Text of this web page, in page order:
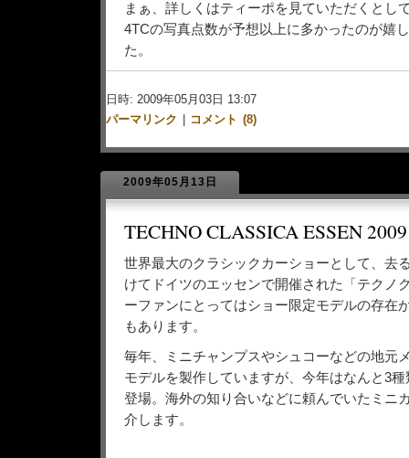
まぁ、詳しくはティーポを見ていただくとし
4TCの写真点数が予想以上に多かったのが嬉
た。
日時: 2009年05月03日 13:07
パーマリンク
コメント (8)
2009年05月13日
TECHNO CLASSICA ESSEN 2009
世界最大のクラシックカーショーとして、去
けてドイツのエッセンで開催された「テクノ
ーファンにとってはショー限定モデルの存在
もあります。
毎年、ミニチャンプスやシュコーなどの地元
モデルを製作していますが、今年はなんと3
登場。海外の知り合いなどに頼んでいたミニ
介します。